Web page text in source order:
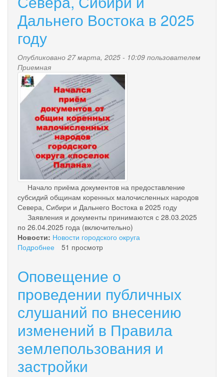
Дальнего Востока в 2025
году
Опубликовано 27 марта, 2025 - 10:09 пользователем
Приемная
photo_2024-
05-
21_12-
30-
01.jpg
Начало приёма документов на предоставление
субсидий общинам коренных малочисленных народов
Севера, Сибири и Дальнего Востока в 2025 году
Заявления и документы принимаются с 28.03.2025
по 26.04.2025 года (включительно)
Новости: Новости городского округа
Подробнее
документов
предоставление
субсидий
общинам
коренных
малочисленных
народов
Севера,
Сибири
51 просмотр
Оповещение о
проведении публичных
слушаний по внесению
изменений в Правила
землепользования и
застройки